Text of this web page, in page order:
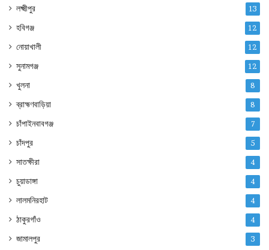
লক্ষ্মীপুর 13
হবিগঞ্জ 12
নোয়াখালী 12
সুনামগঞ্জ 12
খুলনা 8
ব্রাহ্মণবাড়িয়া 8
চাঁপাইনবাবগঞ্জ 7
চাঁদপুর 5
সাতক্ষীরা 4
চুয়াডাঙ্গা 4
লালমনিরহাট 4
ঠাকুরগাঁও 4
জামালপুর 3